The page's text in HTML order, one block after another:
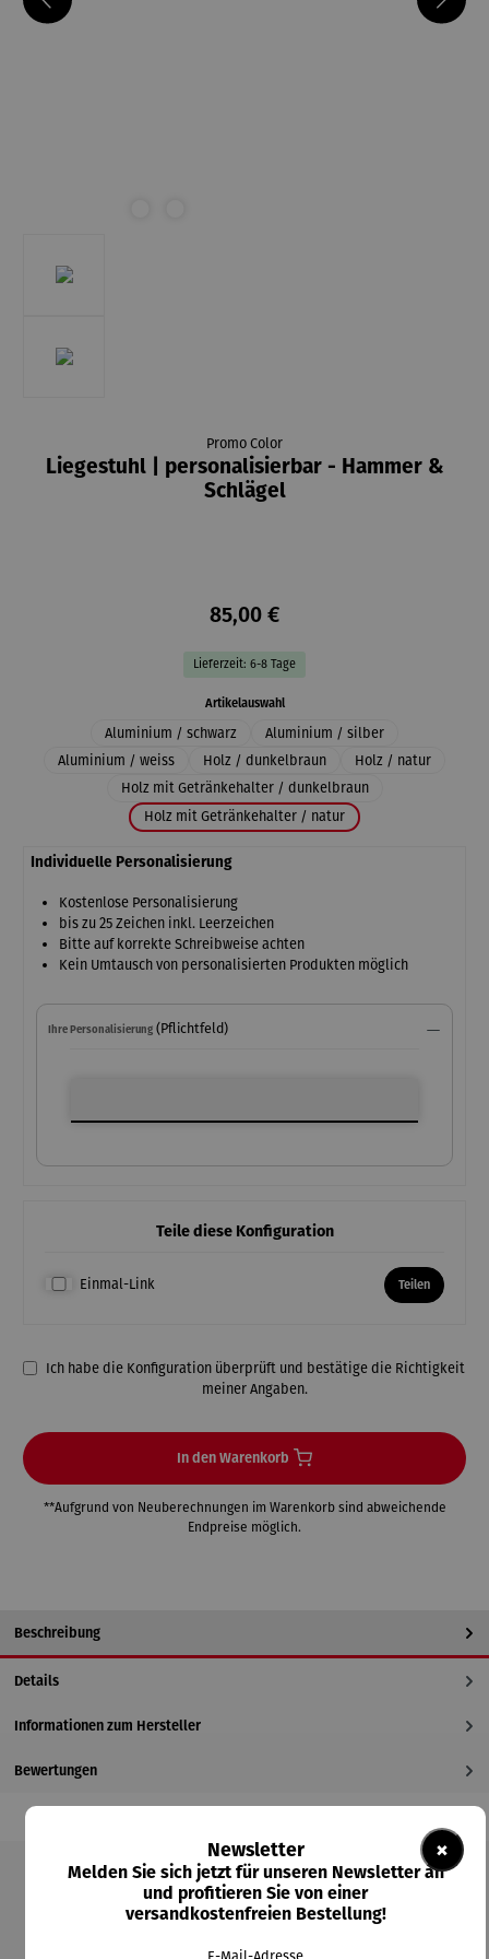
Promo Color
Liegestuhl | personalisierbar - Hammer &
Schlägel
85,00 €
Lieferzeit: 6-8 Tage
Artikelauswahlauswählen
Aluminium / schwarz
Aluminium / silber
Aluminium / weiss
Holz / dunkelbraun
Holz / natur
Holz mit Getränkehalter / dunkelbraun
Holz mit Getränkehalter / natur
Individuelle Personalisierung
Kostenlose Personalisierung
bis zu 25 Zeichen inkl. Leerzeichen
Bitte auf korrekte Schreibweise achten
Kein Umtausch von personalisierten Produkten möglich
Ihre Personalisierung (Pflichtfeld)
Teile diese Konfiguration
Einmal-Link Teilen
Ich habe die Konfiguration überprüft und bestätige die Richtigkeit
meiner Angaben.
In den Warenkorb
**Aufgrund von Neuberechnungen im Warenkorb sind abweichende
Endpreise möglich.
Beschreibung
Details
Informationen zum Hersteller
Bewertungen
Produktgalerie überspringen
Kunden kauften auch
×
Newsletter
Melden Sie sich jetzt für unseren Newsletter an
und profitieren Sie von einer
versandkostenfreien Bestellung!